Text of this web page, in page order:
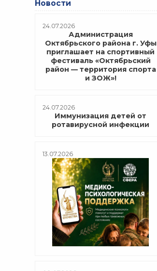
Новости
24.07.2026
Администрация
Октябрьского района г. Уфы
приглашает на спортивный
фестиваль «Октябрьский
район — территория спорта
и ЗОЖ»!
24.07.2026
Иммунизация детей от
ротавирусной инфекции
13.07.2026